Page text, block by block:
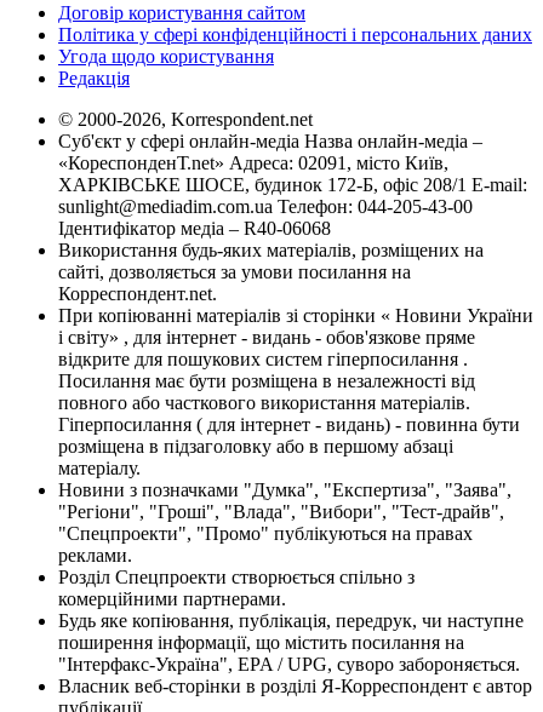
Договір користування сайтом
Політика у сфері конфіденційності і персональних даних
Угода щодо користування
Редакція
© 2000-2026, Korrespondent.net
Суб'єкт у сфері онлайн-медіа Назва онлайн-медіа –
«КореспонденТ.net» Адреса: 02091, місто Київ,
ХАРКІВСЬКЕ ШОСЕ, будинок 172-Б, офіс 208/1 E-mail:
sunlight@mediadim.com.ua Телефон: 044-205-43-00
Ідентифікатор медіа – R40-06068
Використання будь-яких матеріалів, розміщених на
сайті, дозволяється за умови посилання на
Корреспондент.net.
При копіюванні матеріалів зі сторінки « Новини України
і світу» , для інтернет - видань - обов'язкове пряме
відкрите для пошукових систем гіперпосилання .
Посилання має бути розміщена в незалежності від
повного або часткового використання матеріалів.
Гіперпосилання ( для інтернет - видань) - повинна бути
розміщена в підзаголовку або в першому абзаці
матеріалу.
Новини з позначками "Думка", "Експертиза", "Заява",
"Регіони", "Гроші", "Влада", "Вибори", "Тест-драйв",
"Спецпроекти", "Промо" публікуються на правах
реклами.
Розділ Спецпроекти створюється спільно з
комерційними партнерами.
Будь яке копіювання, публікація, передрук, чи наступне
поширення інформації, що містить посилання на
"Інтерфакс-Україна", EPA / UPG, суворо забороняється.
Власник веб-сторінки в розділі Я-Корреспондент є автор
публікації.